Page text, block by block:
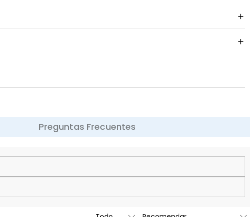
Preguntas Frecuentes